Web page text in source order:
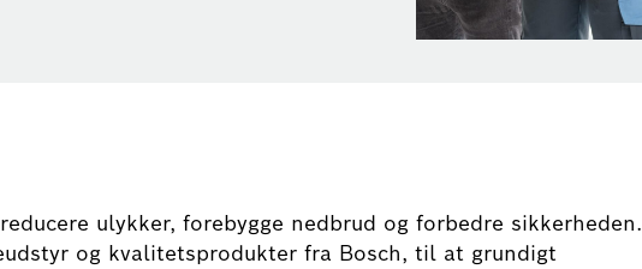
ulykker, forebygge nedbrud og forbedre sikkerheden.
og kvalitetsprodukter fra Bosch, til at grundigt